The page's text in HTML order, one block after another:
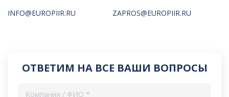
INFO@EUROPIIR.RU
ZAPROS@EUROPIIR.RU
ОТВЕТИМ НА ВСЕ ВАШИ ВОПРОСЫ